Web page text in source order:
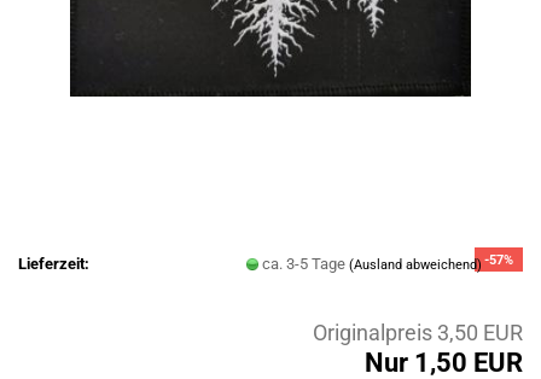
-57%
Lieferzeit: ca. 3-5 Tage(Ausland abweichend)
Originalpreis 3,50 EUR
Nur 1,50 EUR